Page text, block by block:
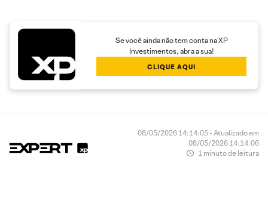
Se você ainda não tem conta na XP
Investimentos, abra a sua!
CLIQUE AQUI
08/05/2026 14:14:05 • Atualizado em
08/05/2026 14:14:06
1 minuto de leitura